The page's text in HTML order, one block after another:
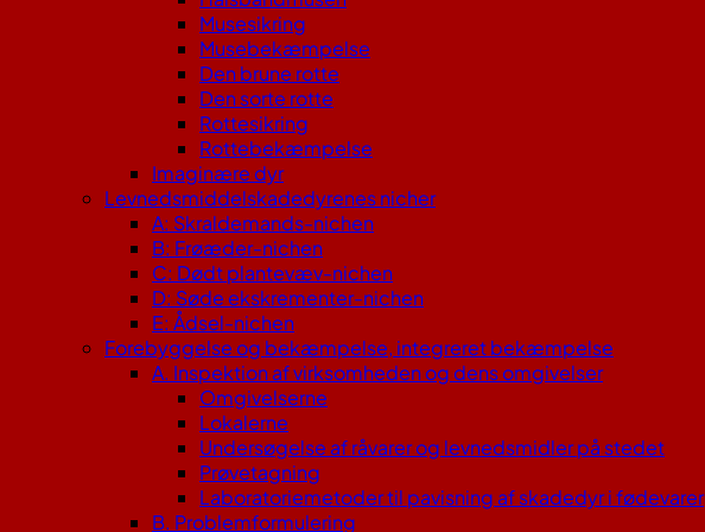
Musesikring
Musebekæmpelse
Den brune rotte
Den sorte rotte
Rottesikring
Rottebekæmpelse
Imaginære dyr
Levnedsmiddelskadedyrenes nicher
A: Skraldemands-nichen
B: Frøæder-nichen
C: Dødt plantevæv-nichen
D: Søde ekskrementer-nichen
E: Ådsel-nichen
Forebyggelse og bekæmpelse, integreret bekæmpelse
A. Inspektion af virksomheden og dens omgivelser
Omgivelserne
Lokalerne
Undersøgelse af råvarer og levnedsmidler på stedet
Prøvetagning
Laboratoriemetoder til pavisning af skadedyr i fødevarer
B. Problemformulering